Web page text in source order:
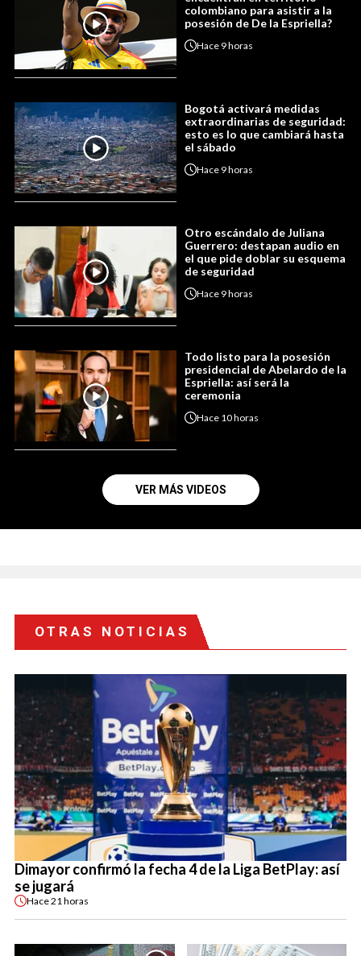
colombiano para asistir a la
posesión de De la Espriella?
Hace 9 horas
Bogotá activará medidas
extraordinarias de seguridad:
esto es lo que cambiará hasta
el sábado
Hace 9 horas
Otro escándalo de Juliana
Guerrero: destapan audio en
el que pide doblar su esquema
de seguridad
Hace 9 horas
Todo listo para la posesión
presidencial de Abelardo de la
Espriella: así será la
ceremonia
Hace 10 horas
VER MÁS VIDEOS
OTRAS NOTICIAS
Dimayor confirmó la fecha 4 de la Liga BetPlay: así
se jugará
Hace21 horas